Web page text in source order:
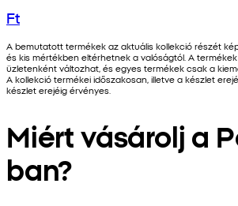
Ft
A bemutatott termékek az aktuális kollekció részét
és kis mértékben eltérhetnek a valóságtól. A
üzletenként változhat, és egyes termékek csak a
A kollekció termékei időszakosan, illetve a készlet
készlet erejéig érvényes.
Miért vásárolj a
ban?